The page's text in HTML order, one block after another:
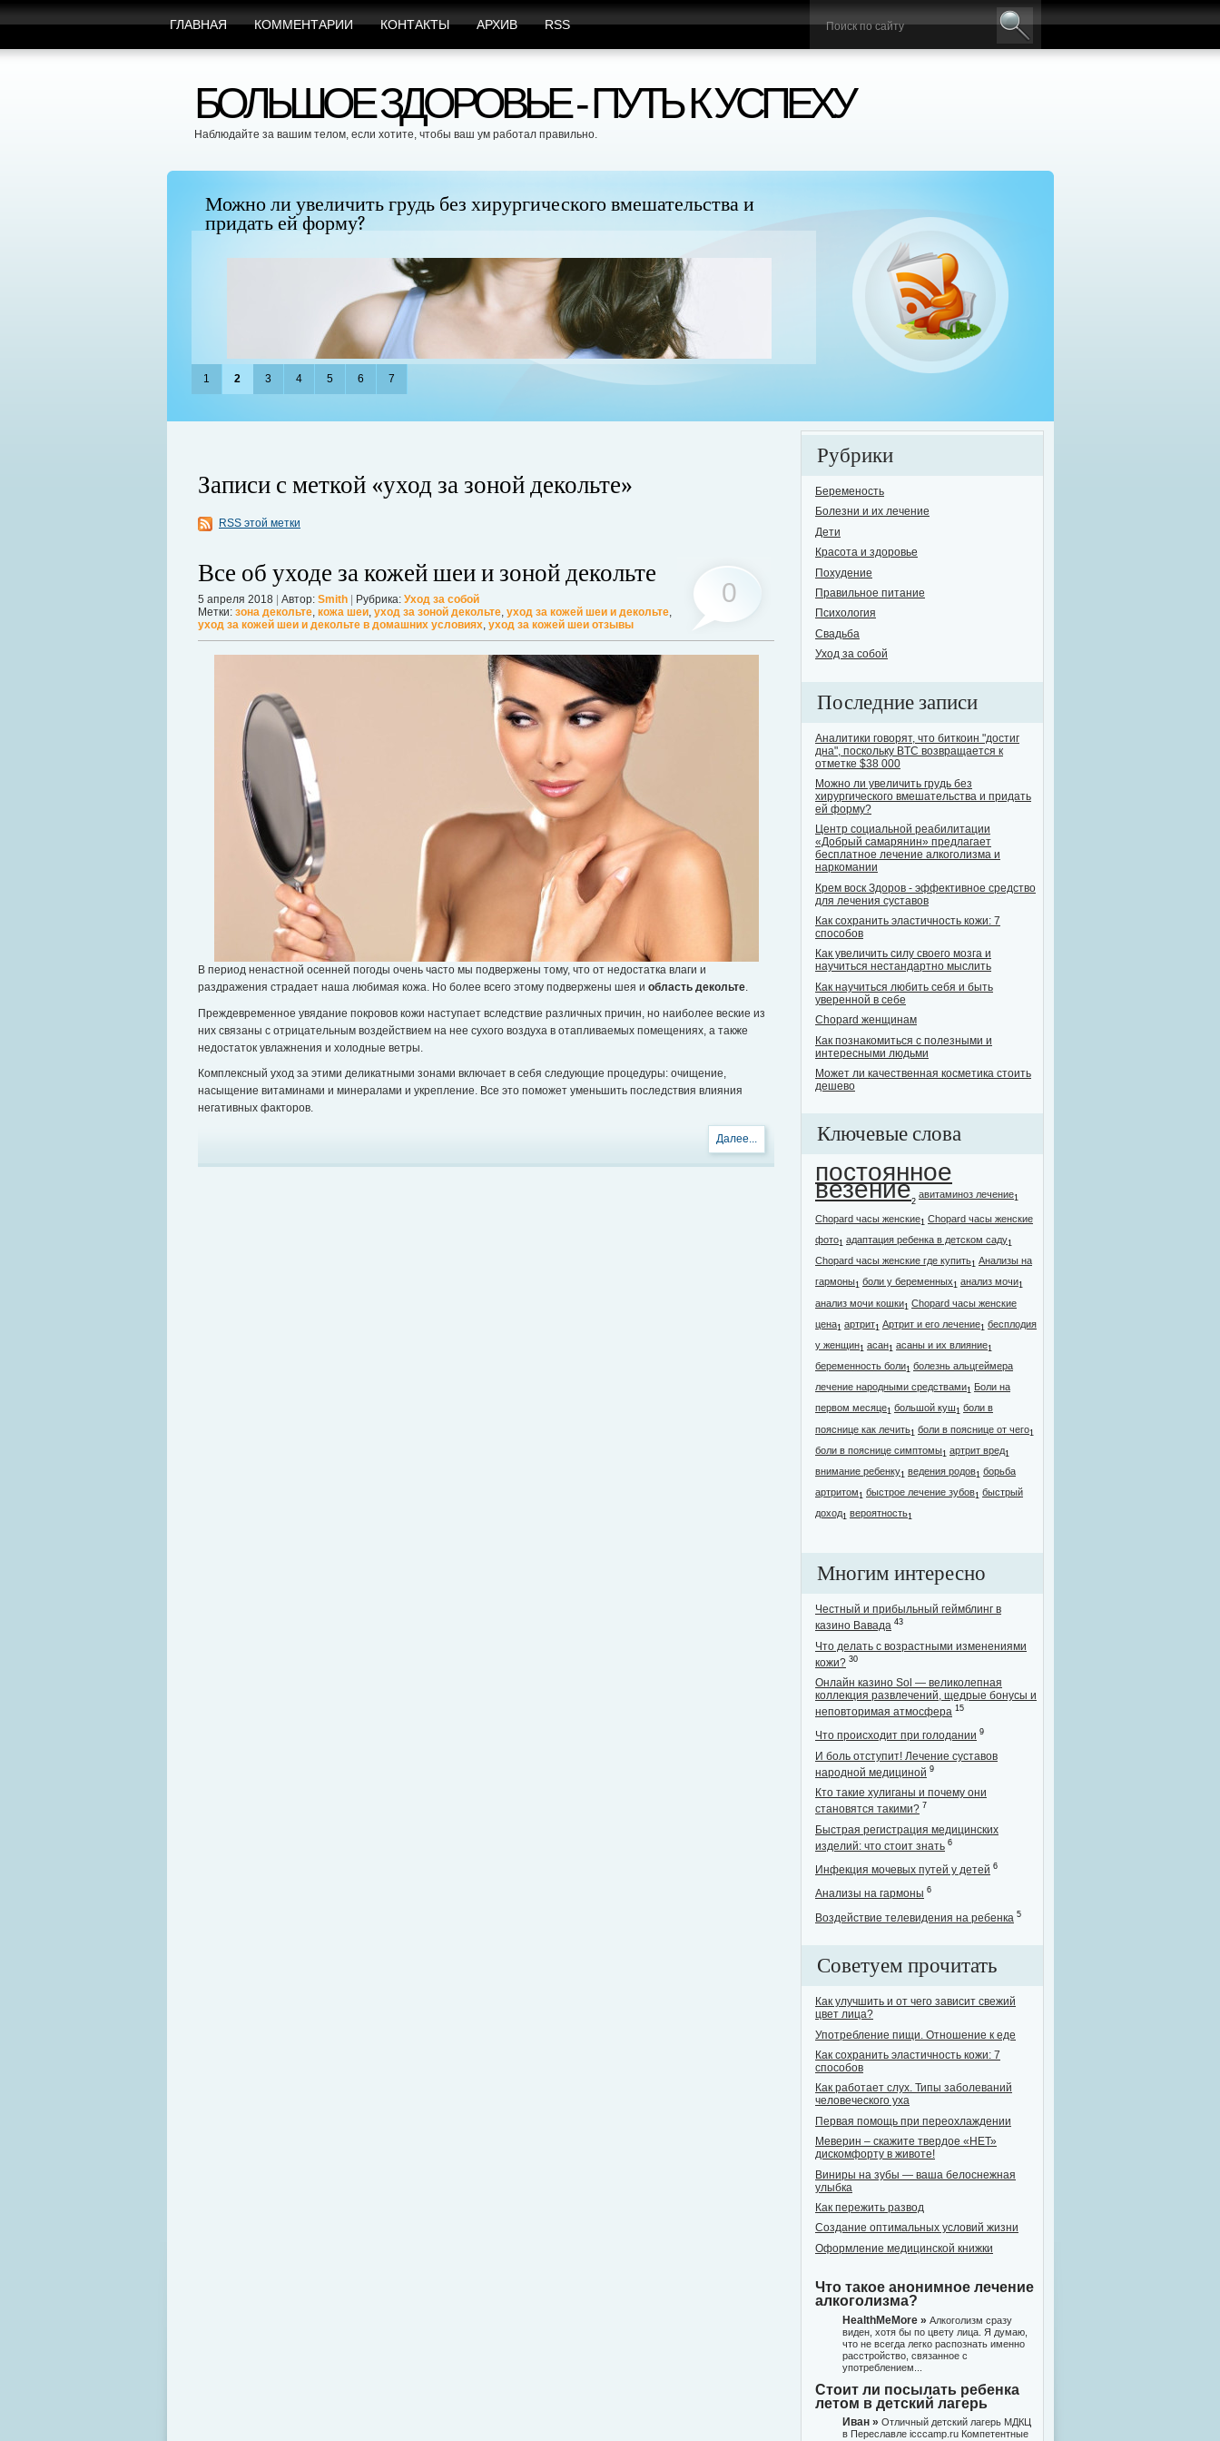
ГЛАВНАЯ КОММЕНТАРИИ КОНТАКТЫ АРХИВ RSS
БОЛЬШОЕ ЗДОРОВЬЕ - ПУТЬ К УСПЕХУ
Наблюдайте за вашим телом, если хотите, чтобы ваш ум работал правильно.
Можно ли увеличить грудь без хирургического вмешательства и
придать ей форму?
Можно ли увеличить грудь без операции? Таким вопросом задаются многие женщины, желающие поддерживать
себя в форме. Давайте же подробнее рассмотрим этот вопрос. А для того, чтобы легче было понять о чем идет
бесплатное лечение алкоголизма и наркомании
Хотелось бы поднять одну из самых острых и в то же время опасных проблем
могут назвать себя трезвенниками. Остальные варьируются, от "пьющих
Далее...
1 2 3 4 5 6 7
Записи с меткой «уход за зоной декольте»
RSS этой метки
Все об уходе за кожей шеи и зоной декольте
5 апреля 2018 Автор: Smith Рубрика: Уход за собой
Метки: зона декольте, кожа шеи, уход за зоной декольте, уход за кожей шеи и декольте,
уход за кожей шеи и декольте в домашних условиях, уход за кожей шеи отзывы
0
В период ненастной осенней погоды очень часто мы подвержены тому, что от недостатка влаги и
раздражения страдает наша любимая кожа. Но более всего этому подвержены шея и область декольте.
Преждевременное увядание покровов кожи наступает вследствие различных причин, но наиболее веские из
них связаны с отрицательным воздействием на нее сухого воздуха в отапливаемых помещениях, а также
недостаток увлажнения и холодные ветры.
Комплексный уход за этими деликатными зонами включает в себя следующие процедуры: очищение,
насыщение витаминами и минералами и укрепление. Все это поможет уменьшить последствия влияния
негативных факторов.
Далее...
Рубрики
Беременость
Болезни и их лечение
Дети
Красота и здоровье
Похудение
Правильное питание
Психология
Свадьба
Уход за собой
Последние записи
Аналитики говорят, что биткоин "достиг
дна", поскольку BTC возвращается к
отметке $38 000
Можно ли увеличить грудь без
хирургического вмешательства и придать
ей форму?
Центр социальной реабилитации
«Добрый самарянин» предлагает
бесплатное лечение алкоголизма и
наркомании
Крем воск Здоров - эффективное средство
для лечения суставов
Как сохранить эластичность кожи: 7
способов
Как увеличить силу своего мозга и
научиться нестандартно мыслить
Как научиться любить себя и быть
уверенной в себе
Chopard женщинам
Как познакомиться с полезными и
интересными людьми
Может ли качественная косметика стоить
дешево
Ключевые слова
постоянное
везение2
авитаминоз лечение1
Chopard часы женские1 Chopard часы женские
фото1 адаптация ребенка в детском саду1
Chopard часы женские где купить1 Анализы на
гармоны1 боли у беременных1 анализ мочи1
анализ мочи кошки1 Chopard часы женские
цена1 артрит1 Артрит и его лечение1 бесплодия
у женщин1 асан1 асаны и их влияние1
беременность боли1 болезнь альцгеймера
лечение народными средствами1 Боли на
первом месяце1 большой куш1 боли в
пояснице как лечить1 боли в пояснице от чего1
боли в пояснице симптомы1 артрит вред1
внимание ребенку1 ведения родов1 борьба
артритом1 быстрое лечение зубов1 быстрый
доход1 вероятность1
Многим интересно
Честный и прибыльный геймблинг в
казино Вавада 43
Что делать с возрастными изменениями
кожи? 30
Онлайн казино Sol — великолепная
коллекция развлечений, щедрые бонусы и
неповторимая атмосфера 15
Что происходит при голодании 9
И боль отступит! Лечение суставов
народной медициной 9
Кто такие хулиганы и почему они
становятся такими? 7
Быстрая регистрация медицинских
изделий: что стоит знать 6
Инфекция мочевых путей у детей 6
Анализы на гармоны 6
Воздействие телевидения на ребенка 5
Советуем прочитать
Как улучшить и от чего зависит свежий
цвет лица?
Употребление пищи. Отношение к еде
Как сохранить эластичность кожи: 7
способов
Как работает слух. Типы заболеваний
человеческого уха
Первая помощь при переохлаждении
Меверин – скажите твердое «НЕТ»
дискомфорту в животе!
Виниры на зубы — ваша белоснежная
улыбка
Как пережить развод
Создание оптимальных условий жизни
Оформление медицинской книжки
Что такое анонимное лечение
алкоголизма?
HealthMeMore » Алкоголизм сразу
виден, хотя бы по цвету лица. Я думаю,
что не всегда легко распознать именно
расстройство, связанное с
употреблением...
Стоит ли посылать ребенка
летом в детский лагерь
Иван » Отличный детский лагерь МДКЦ
в Переславле icccamp.ru Компетентные